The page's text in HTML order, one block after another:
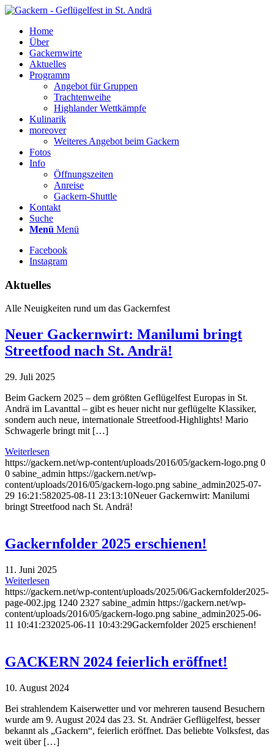
Home
Über
Gackernwirte
Aktuelles
Programm
Angebot für Gruppen
Trachtenweihe
Highlander Wettkämpfe
Kulinarik
moreover
Weiteres Angebot beim Gackern
Fotos
Info
Öffnungszeiten
Anreise
Gackern-Shuttle
Kontakt
Suche
Menü Menü
Facebook
Instagram
Aktuelles
Alle Neuigkeiten rund um das Gackernfest
Neuer Gackernwirt: Manilumi bringt
Streetfood nach St. Andrä!
29. Juli 2025
Beim Gackern 2025 – dem größten Geflügelfest Europas in St.
Andrä im Lavanttal – gibt es heuer nicht nur geflügelte Klassiker,
sondern auch neue, internationale Streetfood-Highlights! Mario
Schwagerle bringt mit […]
Weiterlesen
https://gackern.net/wp-content/uploads/2016/05/gackern-logo.png 0
0 sabine_admin https://gackern.net/wp-
content/uploads/2016/05/gackern-logo.png sabine_admin2025-07-
29 16:21:582025-08-11 23:13:10Neuer Gackernwirt: Manilumi
bringt Streetfood nach St. Andrä!
Gackernfolder 2025 erschienen!
11. Juni 2025
Weiterlesen
https://gackern.net/wp-content/uploads/2025/06/Gackernfolder2025-
page-002.jpg 1240 2327 sabine_admin https://gackern.net/wp-
content/uploads/2016/05/gackern-logo.png sabine_admin2025-06-
11 10:41:232025-06-11 10:43:29Gackernfolder 2025 erschienen!
GACKERN 2024 feierlich eröffnet!
10. August 2024
Bei strahlendem Kaiserwetter und vor mehreren tausend Besuchern
wurde am 9. August 2024 das 23. St. Andräer Geflügelfest, besser
bekannt als „Gackern“, feierlich eröffnet. Das beliebte Volksfest, das
weit über […]